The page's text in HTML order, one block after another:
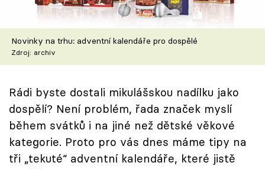
Škola vaření
Recepty z TV
Speciál: Cuketa
Těhotnej kuchař
Sledujte prima+
Přihlášení
Novinky na trhu: adventní kalendáře pro dospělé
Zdroj: archiv
Rádi byste dostali mikulášskou nadílku jako
dospělí? Není problém, řada značek myslí
během svátků i na jiné než dětské věkové
kategorie. Proto pro vás dnes máme tipy na
tři „tekuté“ adventní kalendáře, které jistě